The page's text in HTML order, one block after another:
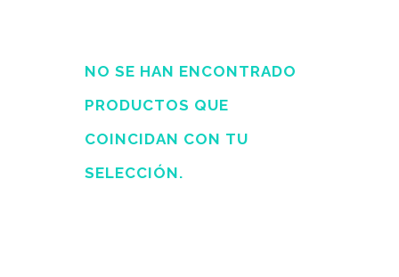
NO SE HAN ENCONTRADO
PRODUCTOS QUE
COINCIDAN CON TU
SELECCIÓN.